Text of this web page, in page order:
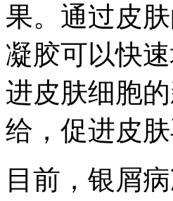
果。通过皮
凝胶可以快
进皮肤细胞
给，促进皮
目前，银屑